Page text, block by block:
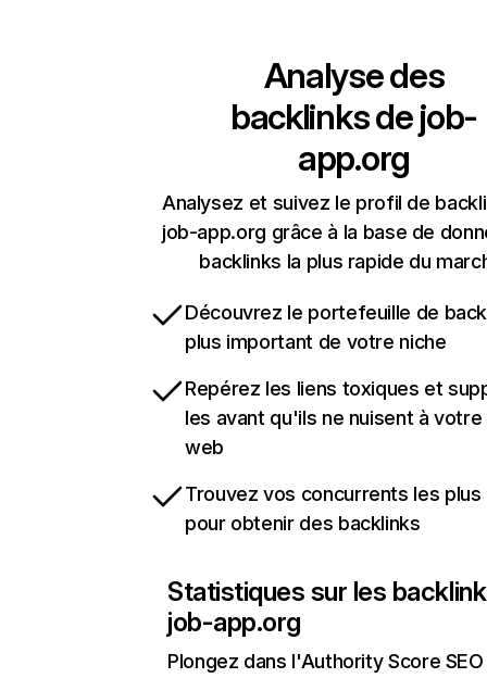
Analyse des
backlinks dejob-
app.org
Analysez et suivez le profil de
job-app.org grâce à la base de
backlinks la plus rapide du
Découvrez le portefeuille de
plus important de votre niche
Repérez les liens toxiques et
les avant qu'ils ne nuisent à
web
Trouvez vos concurrents les
pour obtenir des backlinks
Statistiques sur les
job-app.org
Plongez dans l'Authority Score